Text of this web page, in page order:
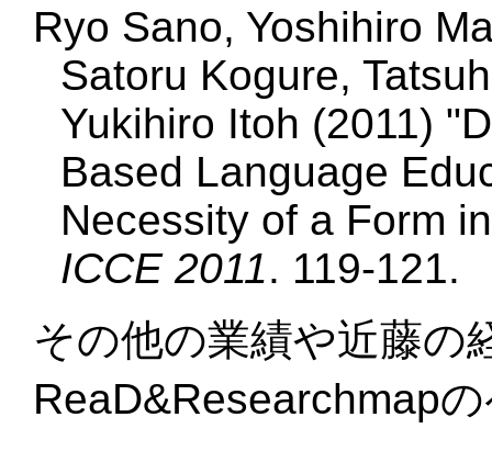
Ryo Sano, Yoshihiro
Satoru Kogure,
Yukihiro Itoh (2011)
Based Language
Necessity of a Form
ICCE 2011. 119-121.
その他の業績や近藤の
ReaD&Researchmap